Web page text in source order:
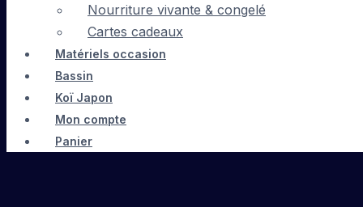
Nourriture vivante & congelé
Cartes cadeaux
Matériels occasion
Bassin
Koï Japon
Mon compte
Panier